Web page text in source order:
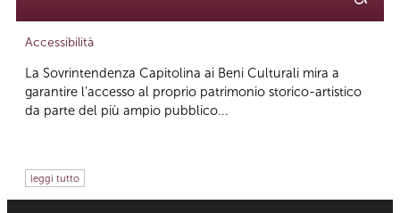
Accessibilità
La Sovrintendenza Capitolina ai Beni Culturali mira a
garantire l’accesso al proprio patrimonio storico-artistico
da parte del più ampio pubblico...
leggi tutto